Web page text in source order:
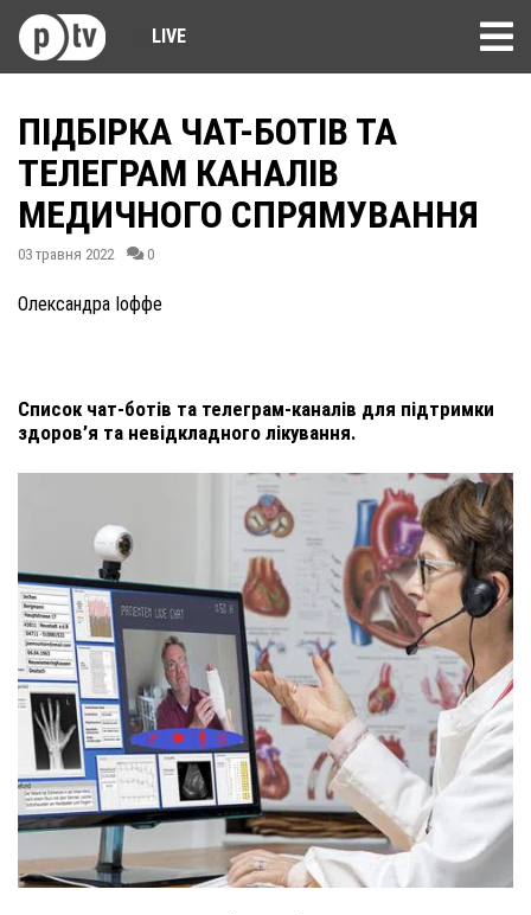
LIVE
ПІДБІРКА ЧАТ-БОТІВ ТА
ТЕЛЕГРАМ КАНАЛІВ
МЕДИЧНОГО СПРЯМУВАННЯ
03 травня 2022 0
Олександра Іоффе
Список чат-ботів та телеграм-каналів для підтримки
здоров’я та невідкладного лікування.